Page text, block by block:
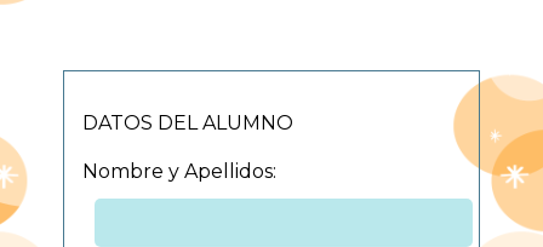
DATOS DEL ALUMNO
Nombre y Apellidos: